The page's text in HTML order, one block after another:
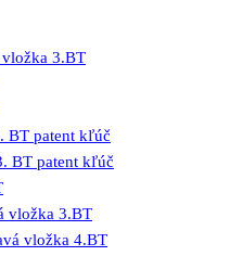
3.BT
BT patent kľúč
BT patent kľúč
vložka 3.BT
vložka 4.BT